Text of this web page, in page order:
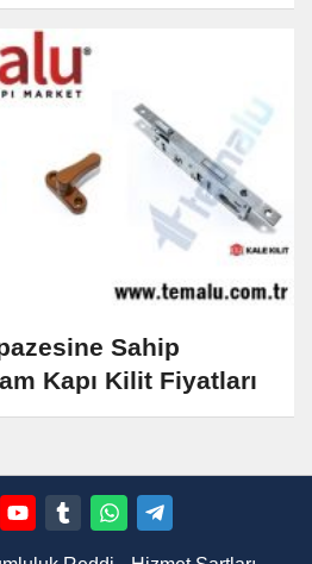
Sahip
Kapı Kilit Fiyatları